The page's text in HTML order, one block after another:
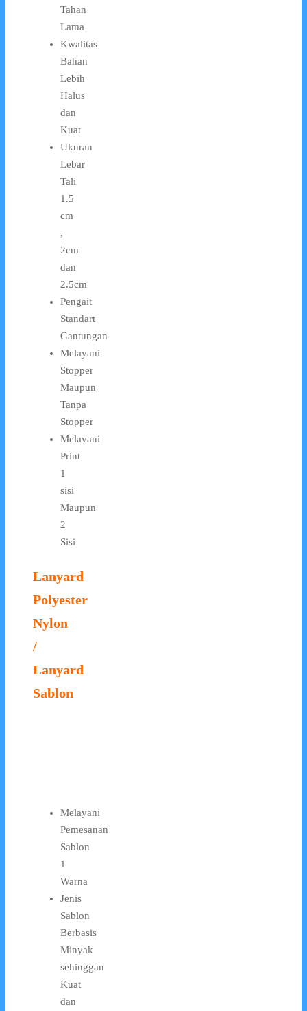
Tahan
Lama
Kwalitas
Bahan
Lebih
Halus
dan
Kuat
Ukuran
Lebar
Tali
1.5
cm
,
2cm
dan
2.5cm
Pengait
Standart
Gantungan
Melayani
Stopper
Maupun
Tanpa
Stopper
Melayani
Print
1
sisi
Maupun
2
Sisi
Lanyard
Polyester
Nylon
/
Lanyard
Sablon
Melayani
Pemesanan
Sablon
1
Warna
Jenis
Sablon
Berbasis
Minyak
sehinggan
Kuat
dan